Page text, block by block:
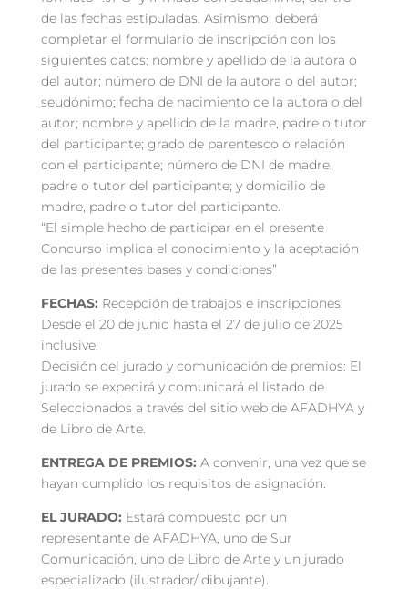
de las fechas estipuladas. Asimismo, deberá
completar el formulario de inscripción con los
siguientes datos: nombre y apellido de la autora o
del autor; número de DNI de la autora o del autor;
seudónimo; fecha de nacimiento de la autora o del
autor; nombre y apellido de la madre, padre o tutor
del participante; grado de parentesco o relación
con el participante; número de DNI de madre,
padre o tutor del participante; y domicilio de
madre, padre o tutor del participante.
“El simple hecho de participar en el presente
Concurso implica el conocimiento y la aceptación
de las presentes bases y condiciones”
FECHAS: Recepción de trabajos e inscripciones:
Desde el 20 de junio hasta el 27 de julio de 2025
inclusive.
Decisión del jurado y comunicación de premios: El
jurado se expedirá y comunicará el listado de
Seleccionados a través del sitio web de AFADHYA y
de Libro de Arte.
ENTREGA DE PREMIOS: A convenir, una vez que se
hayan cumplido los requisitos de asignación.
EL JURADO: Estará compuesto por un
representante de AFADHYA, uno de Sur
Comunicación, uno de Libro de Arte y un jurado
especializado (ilustrador/ dibujante).